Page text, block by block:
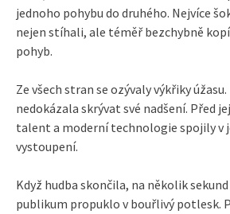
jednoho pohybu do druhého. Nejvíce
nejen stíhali, ale téměř bezchybně
pohyb.
Ze všech stran se ozývaly výkřiky
nedokázala skrývat své nadšení. Před
talent a moderní technologie spojily v
vystoupení.
Když hudba skončila, na několik
publikum propuklo v bouřlivý potlesk.